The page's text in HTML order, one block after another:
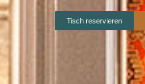
Tisch reservieren